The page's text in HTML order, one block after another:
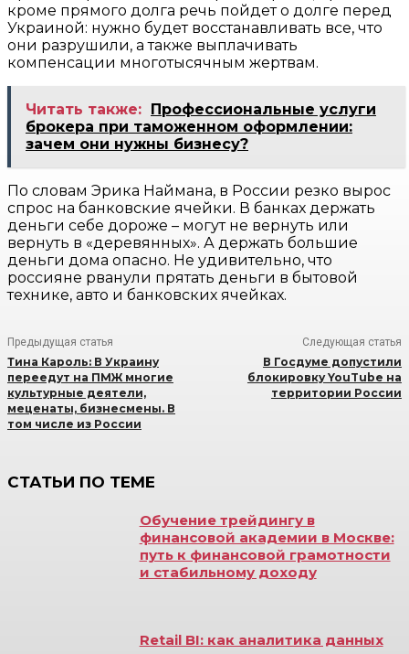
кроме прямого долга речь пойдет о долге перед
Украиной: нужно будет восстанавливать все, что
они разрушили, а также выплачивать
компенсации многотысячным жертвам.
Читать также: Профессиональные услуги
брокера при таможенном оформлении:
зачем они нужны бизнесу?
По словам Эрика Наймана, в России резко вырос
спрос на банковские ячейки. В банках держать
деньги себе дороже – могут не вернуть или
вернуть в «деревянных». А держать большие
деньги дома опасно. Не удивительно, что
россияне рванули прятать деньги в бытовой
технике, авто и банковских ячейках.​
Предыдущая статья
Тина Кароль: В Украину
переедут на ПМЖ многие
культурные деятели,
меценаты, бизнесмены. В
том числе из России
Следующая статья
В Госдуме допустили
блокировку YouTube на
территории России
СТАТЬИ ПО ТЕМЕ
Обучение трейдингу в
финансовой академии в Москве:
путь к финансовой грамотности
и стабильному доходу
Retail BI: как аналитика данных